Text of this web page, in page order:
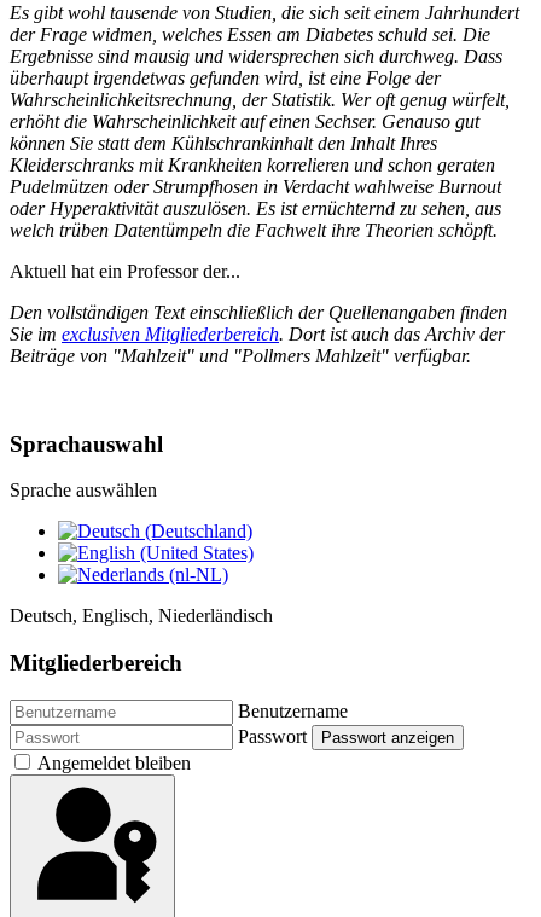
Es gibt wohl tausende von Studien, die sich seit einem Jahrhundert
der Frage widmen, welches Essen am Diabetes schuld sei. Die
Ergebnisse sind mausig und widersprechen sich durchweg. Dass
überhaupt irgendetwas gefunden wird, ist eine Folge der
Wahrscheinlichkeitsrechnung, der Statistik. Wer oft genug würfelt,
erhöht die Wahrscheinlichkeit auf einen Sechser. Genauso gut
können Sie statt dem Kühlschrankinhalt den Inhalt Ihres
Kleiderschranks mit Krankheiten korrelieren und schon geraten
Pudelmützen oder Strumpfhosen in Verdacht wahlweise Burnout
oder Hyperaktivität auszulösen. Es ist ernüchternd zu sehen, aus
welch trüben Datentümpeln die Fachwelt ihre Theorien schöpft.
Aktuell hat ein Professor der...
Den vollständigen Text einschließlich der Quellenangaben finden
Sie im exclusiven Mitgliederbereich. Dort ist auch das Archiv der
Beiträge von "Mahlzeit" und "Pollmers Mahlzeit" verfügbar.
Sprachauswahl
Sprache auswählen
Deutsch, Englisch, Niederländisch
Mitgliederbereich
Benutzername
Passwort
Passwort anzeigen
Angemeldet bleiben